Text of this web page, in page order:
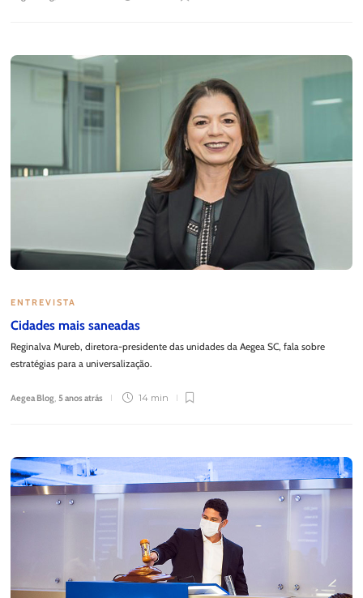
ENTREVISTA
Cidades mais saneadas
Reginalva Mureb, diretora-presidente das unidades da Aegea SC, fala sobre
estratégias para a universalização.
Aegea Blog,5 anos atrás 14 min